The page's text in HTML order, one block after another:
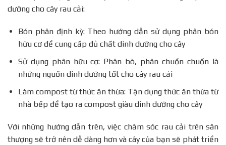
dưỡng cho cây rau cải:
Bón phân định kỳ: Theo hướng dẫn sử dụng phân bón
hữu cơ để cung cấp đủ chất dinh dưỡng cho cây
Sử dụng phân hữu cơ: Phân bò, phân chuồn chuồn là
những nguồn dinh dưỡng tốt cho cây rau cải
Làm compost từ thức ăn thừa: Tận dụng thức ăn thừa từ
nhà bếp để tạo ra compost giàu dinh dưỡng cho cây
Với những hướng dẫn trên, việc chăm sóc rau cải trên sân
thượng sẽ trở nên dễ dàng hơn và cây của bạn sẽ phát triển